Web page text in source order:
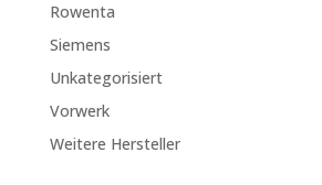
Rowenta
Siemens
Unkategorisiert
Vorwerk
Weitere Hersteller